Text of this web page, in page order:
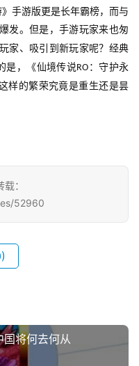
手游版更是长年霸榜，而与
发。但是，手游玩家来也匆
家、吸引到新玩家呢？经典
是，《仙境传说RO ：守护永
样的繁荣究竟是重生还是昙
：
52960
国将何去何从